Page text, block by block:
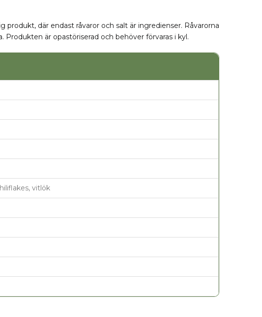
där endast råvaror och salt är ingredienser. Råvarorna
är opastöriserad och behöver förvaras i kyl.
vitlök